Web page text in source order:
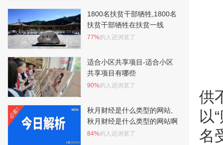
供
以
名
1800名扶贫干部牺牲,1800名
扶贫干部牺牲在扶贫一线
77%的人还浏览了
适合小区共享项目-适合小区
共享项目有哪些
90%的人还浏览了
秋月财经是什么类型的网站,
秋月财经是什么类型的网站啊
84%的人还浏览了